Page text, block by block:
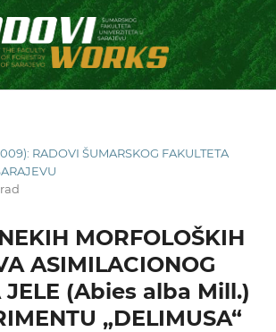
RADOVI ŠUMARSKOG FAKULTETA
MORFOLOŠKIH
ASIMILACIONOG
JELE (Abies alba Mill.)
„DELIMUSA“